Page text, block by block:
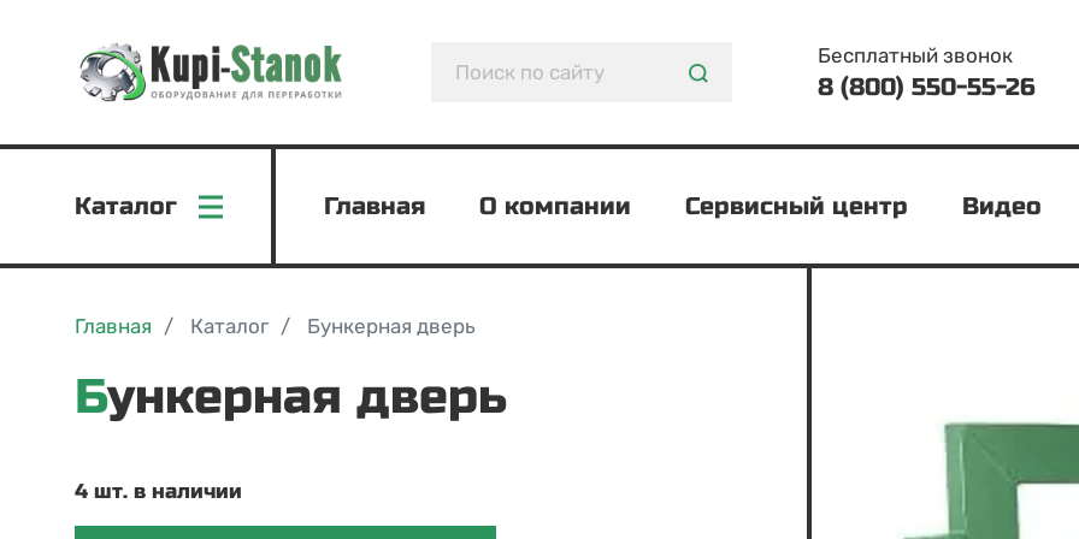
Бесплатный звонок
8 (800) 550-55-26
Каталог Главная О компании Сервисный центр Видео
Главная Каталог Бункерная дверь
Бункерная дверь
4 шт. в наличии